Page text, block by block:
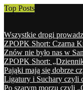
Top Posts
Wszystkie drogi
ZPOPK Short: Czarna
Znów nie było nas w
ZPOPK Short:
Pająki mają się dobrze
Ligatury i Suchary czyli
Po szarym morzu czyli